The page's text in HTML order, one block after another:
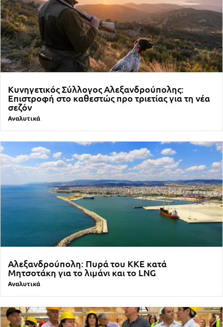
Κυνηγετικός Σύλλογος Αλεξανδρούπολης:
Επιστροφή στο καθεστώς προ τριετίας για τη νέα
σεζόν
Αναλυτικά
Αλεξανδρούπολη: Πυρά του ΚΚΕ κατά
Μητσοτάκη για το λιμάνι και το LNG
Αναλυτικά